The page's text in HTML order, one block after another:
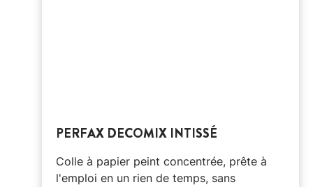
PERFAX DECOMIX INTISSÉ
Colle à papier peint concentrée, prête à
l'emploi en un rien de temps, sans